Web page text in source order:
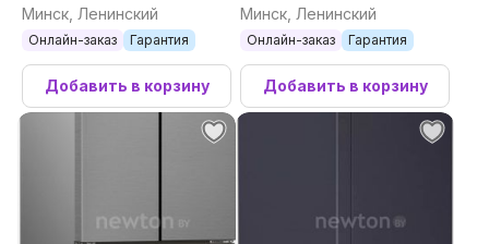
Минск, Ленинский
Онлайн-заказ Гарантия
Добавить в корзину
Минск, Ленинский
Онлайн-заказ Гарантия
Добавить в корзину